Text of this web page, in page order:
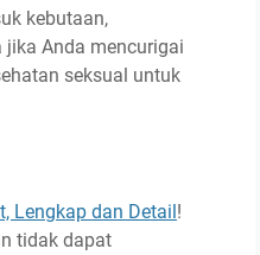
kebutaan,
jika Anda mencurigai
seksual untuk
Lengkap dan Detail!
tidak dapat